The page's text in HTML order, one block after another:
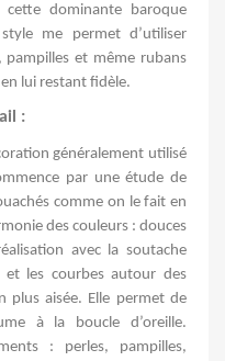
dominante baroque
me permet d’utiliser
pampilleset même rubans
lui restant fidèle.
:
généralement utilisé
par une étude de
comme on le fait en
des couleurs : douces
avec la soutache
et les courbes autour des
plus aisée. Elle permet de
à la boucle d’oreille.
: perles, pampilles,